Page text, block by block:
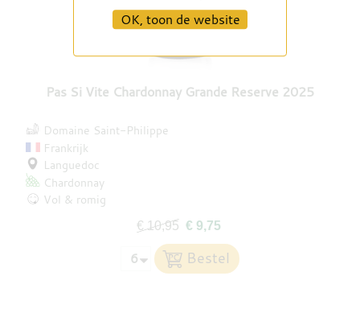
Pas Si Vite Chardonnay Grande Reserve 2025
Domaine Saint-Philippe
Frankrijk
Languedoc
Chardonnay
Vol & romig
€ 10,95 € 9,75
OK, toon de website